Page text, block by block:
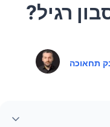
רגיל?
תחאוכה